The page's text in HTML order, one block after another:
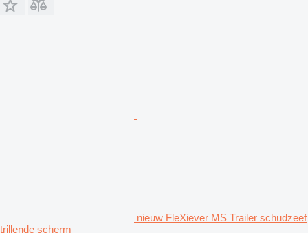
nieuw FleXiever MS Trailer schudzeef
trillende scherm